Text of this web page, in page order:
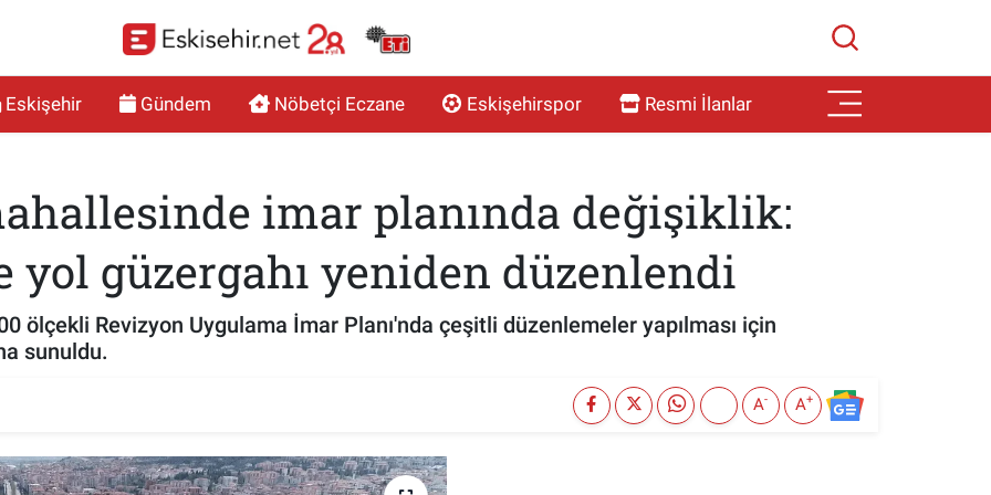
Eskişehir Gündem Nöbetçi Eczane Eskişehirspor Resmi İlanlar
imar planında değişiklik:
yol güzergahı yeniden düzenlendi
ölçekli Revizyon Uygulama İmar Planı'nda çeşitli düzenlemeler yapılması için
sunuldu.
A- A+